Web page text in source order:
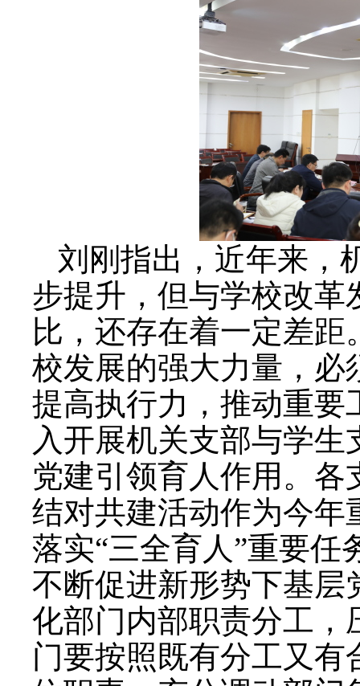
刘刚指出，近年来，
步提升，但与学校改革
比，还存在着一定差
校发展的强大力量，必
提高执行力，推动重要
入开展机关支部与学
党建引领育人作用。
结对共建活动作为今年
落实“三全育人”重要
不断促进新形势下基层
化部门内部职责分工，
门要按照既有分工又